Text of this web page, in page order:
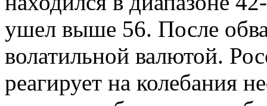
ушел выше 56. После
волатильной валютой.
реагирует на колебания